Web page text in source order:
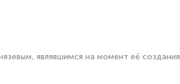
являвшимся на момент её создания